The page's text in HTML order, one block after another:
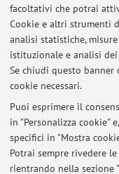
facoltativi che potrai
Cookie e altri strumenti
analisi statistiche,
istituzionale e analisi
Se chiudi questo
cookie necessari.
Puoi esprimere il
in "Personalizza cookie"
specifici in "Mostra
Potrai sempre rivedere
rientrando nella sezione
Al